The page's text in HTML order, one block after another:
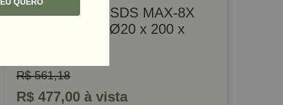
Broca Encaixe SDS MAX-8X
com 4 Arestas Ø20 x 200 x
R$ 561,18
R$ 477,00 à vista